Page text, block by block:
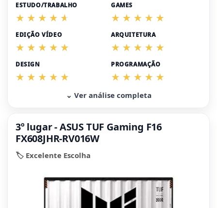
ESTUDO/TRABALHO GAMES
EDIÇÃO VÍDEO ARQUITETURA
DESIGN PROGRAMAÇÃO
⌄ Ver análise completa
3º lugar - ASUS TUF Gaming F16
FX608JHR-RV016W
🏷️ Excelente Escolha